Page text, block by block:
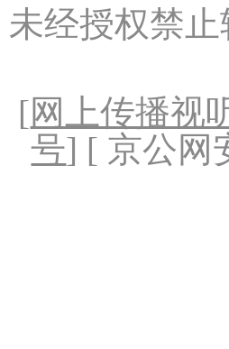
未经授权禁
[网上传播视
号] [ 京公网